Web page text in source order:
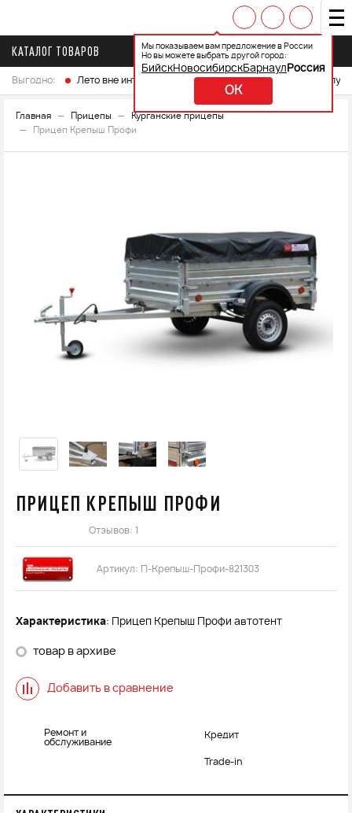
Мы показываем вам предложение в России
Но вы можете выбрать другой город:
БийскНовосибирскБарнаул Россия
OK
КАТАЛОГ ТОВАРОВ
Выгодно: Лето вне интренета Выберите свой мотоцикл и
Главная Прицепы
Курганские прицепы
Прицеп Крепыш Профи
ПРИЦЕП КРЕПЫШ ПРОФИ
Отзывов: 1
Артикул: П-Крепыш-Профи-821303
Характеристика: Прицеп Крепыш Профи автотент
товар в архиве
Добавить в сравнение
Ремонт и
обслуживание
Кредит
Trade-in